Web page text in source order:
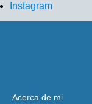
Instagram
Acerca de mi